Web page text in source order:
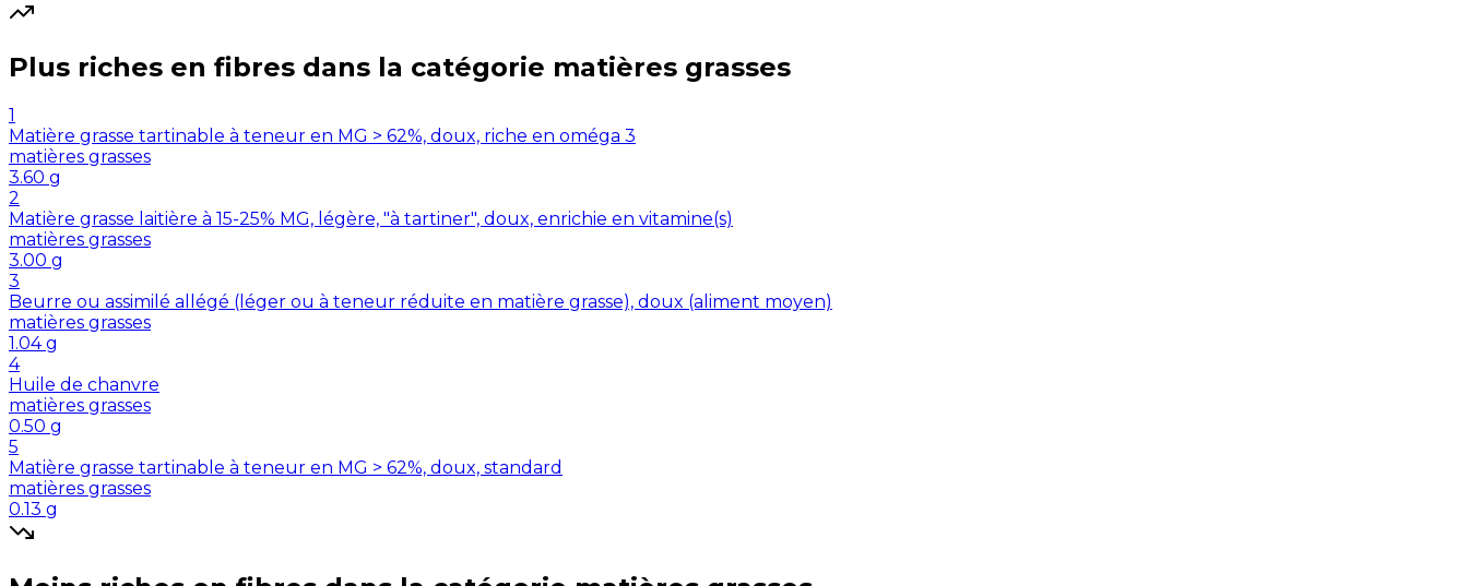
Plus riches en fibres dans la catégorie matières grasses
1
Matière grasse tartinable à teneur en MG > 62%, doux, riche en oméga 3
matières grasses
3.60 g
2
Matière grasse laitière à 15-25% MG, légère, "à tartiner", doux, enrichie en vitamine(s)
matières grasses
3.00 g
3
Beurre ou assimilé allégé (léger ou à teneur réduite en matière grasse), doux (aliment moyen)
matières grasses
1.04 g
4
Huile de chanvre
matières grasses
0.50 g
5
Matière grasse tartinable à teneur en MG > 62%, doux, standard
matières grasses
0.13 g